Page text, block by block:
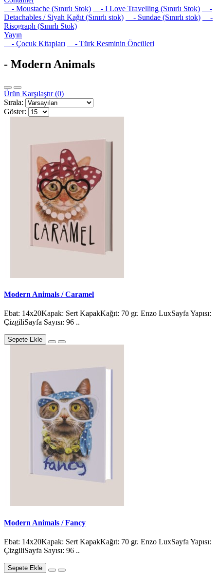
- Moustache (Sınırlı Stok)
- I Love Travelling (Sınırlı Stok)
-
Detachables / Siyah Kağıt (Sınırlı stok)
- Sundae (Sınırlı stok)
-
Risograph (Sınırlı Stok)
Yayın
- Çocuk Kitapları
- Türk Resminin Öncüleri
- Modern Animals
Ürün Karşılaştır (0)
Sırala:
Göster:
Modern Animals / Caramel
Ebat: 14x20Kapak: Sert KapakKağıt: 70 gr. Enzo LuxSayfa Yapısı:
ÇizgiliSayfa Sayısı: 96 ..
Sepete Ekle
Modern Animals / Fancy
Ebat: 14x20Kapak: Sert KapakKağıt: 70 gr. Enzo LuxSayfa Yapısı:
ÇizgiliSayfa Sayısı: 96 ..
Sepete Ekle